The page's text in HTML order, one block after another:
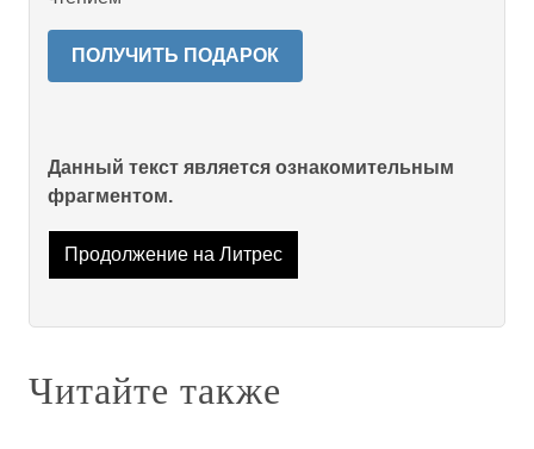
ПОЛУЧИТЬ ПОДАРОК
Данный текст является ознакомительным
фрагментом.
Продолжение на Литрес
Читайте также